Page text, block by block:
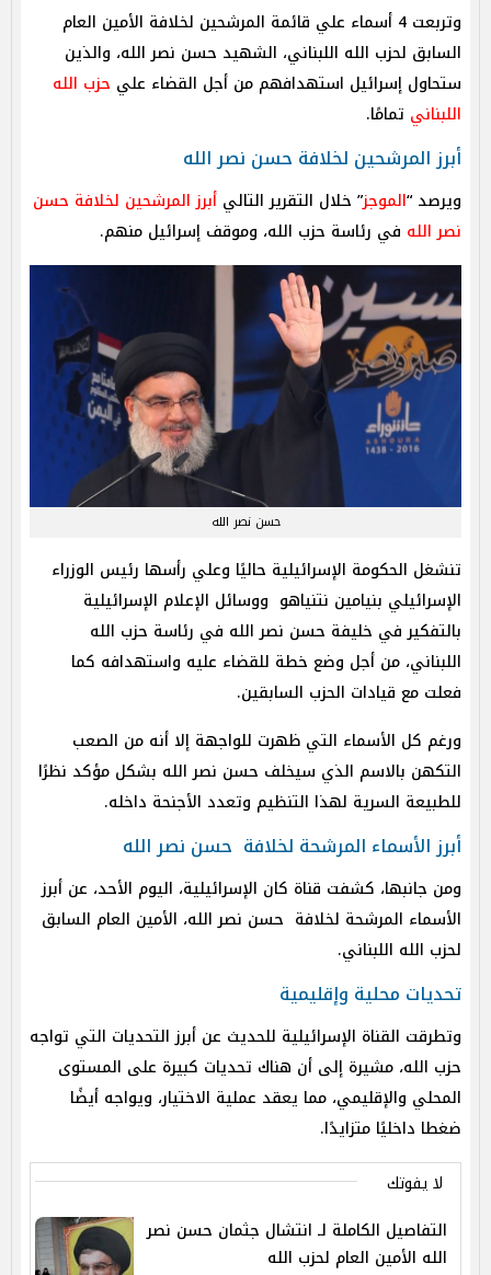
وتربعت 4 أسماء علي قائمة المرشحين لخلافة الأمين العام
السابق لحزب الله اللبناني، الشهيد حسن نصر الله، والذين
ستحاول إسرائيل استهدافهم من أجل القضاء علي حزب الله
اللبناني تمامًا.
أبرز المرشحين لخلافة حسن نصر الله
ويرصد “الموجز” خلال التقرير التالي أبرز المرشحين لخلافة حسن
نصر الله في رئاسة حزب الله، وموقف إسرائيل منهم.
حسن نصر الله
تنشغل الحكومة الإسرائيلية حاليًا وعلي رأسها رئيس الوزراء
الإسرائيلي بنيامين نتنياهو ووسائل الإعلام الإسرائيلية
بالتفكير في خليفة حسن نصر الله في رئاسة حزب الله
اللبناني، من أجل وضع خطة للقضاء عليه واستهدافه كما
فعلت مع قيادات الحزب السابقين.
ورغم كل الأسماء التي ظهرت للواجهة إلا أنه من الصعب
التكهن بالاسم الذي سيخلف حسن نصر الله بشكل مؤكد نظرًا
للطبيعة السرية لهذا التنظيم وتعدد الأجنحة داخله.
أبرز الأسماء المرشحة لخلافة حسن نصر الله
ومن جانبها، كشفت قناة كان الإسرائيلية، اليوم الأحد، عن أبرز
الأسماء المرشحة لخلافة حسن نصر الله، الأمين العام السابق
لحزب الله اللبناني.
تحديات محلية وإقليمية
وتطرقت القناة الإسرائيلية للحديث عن أبرز التحديات التي تواجه
حزب الله، مشيرة إلى أن هناك تحديات كبيرة على المستوى
المحلي والإقليمي، مما يعقد عملية الاختيار، ويواجه أيضًا
ضغطا داخليًا متزايدًا.
لا يفوتك
التفاصيل الكاملة لـ انتشال جثمان حسن نصر
الله الأمين العام لحزب الله